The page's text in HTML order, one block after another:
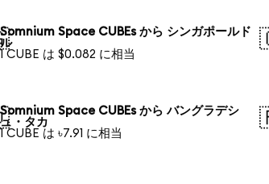
Somnium Space CUBEs から シンガポールド
ル
1 CUBE は $0.082 に相当
Somnium Space CUBEs から バングラデシ
ュ・タカ
1 CUBE は ৳7.91 に相当